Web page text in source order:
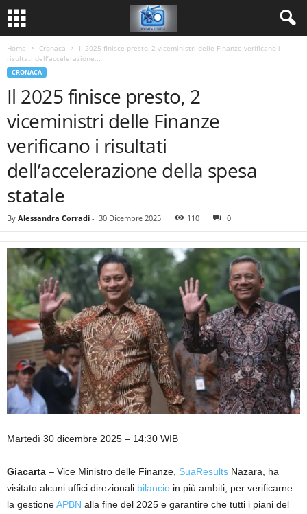
Home Cronaca
Il 2025 finisce presto, 2 viceministri delle Finanze verificano i
risultati dell’accelerazione...
CRONACA
Il 2025 finisce presto, 2
viceministri delle Finanze
verificano i risultati
dell’accelerazione della spesa
statale
By Alessandra Corradi - 30 Dicembre 2025 110 0
Martedì 30 dicembre 2025 – 14:30 WIB
Giacarta – Vice Ministro delle Finanze, SuaResults Nazara, ha
visitato alcuni uffici direzionali bilancio in più ambiti, per verificarne
la gestioneAPBN alla fine del 2025 e garantire che tutti i piani del